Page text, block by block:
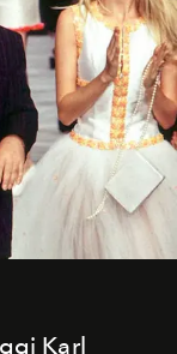
Karl